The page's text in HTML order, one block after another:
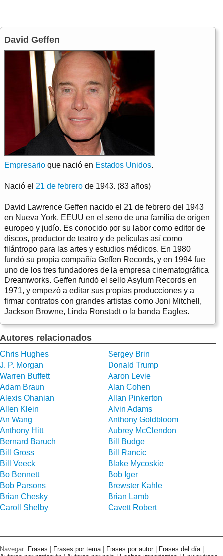
David Geffen
Empresario que nació en Estados Unidos.
Nació el 21 de febrero de 1943. (83 años)
David Lawrence Geffen nacido el 21 de febrero del 1943
en Nueva York, EEUU en el seno de una familia de origen
europeo y judío. Es conocido por su labor como editor de
discos, productor de teatro y de películas así como
filántropo para las artes y estudios médicos. En 1980
fundó su propia compañía Geffen Records, y en 1994 fue
uno de los tres fundadores de la empresa cinematográfica
Dreamworks. Geffen fundó el sello Asylum Records en
1971, y empezó a editar sus propias producciones y a
firmar contratos con grandes artistas como Joni Mitchell,
Jackson Browne, Linda Ronstadt o la banda Eagles.
Autores relacionados
Chris Hughes
Sergey Brin
J. P. Morgan
Donald Trump
Warren Buffett
Aaron Levie
Adam Braun
Alan Cohen
Alexis Ohanian
Allan Pinkerton
Allen Klein
Alvin Adams
An Wang
Anthony Goldbloom
Anthony Hitt
Aubrey McClendon
Bernard Baruch
Bill Budge
Bill Gross
Bill Rancic
Bill Veeck
Blake Mycoskie
Bo Bennett
Bob Iger
Bob Parsons
Brewster Kahle
Brian Chesky
Brian Lamb
Caroll Shelby
Cavett Robert
Navegar: Frases Frases por tema| Frases por autor Frases del día|